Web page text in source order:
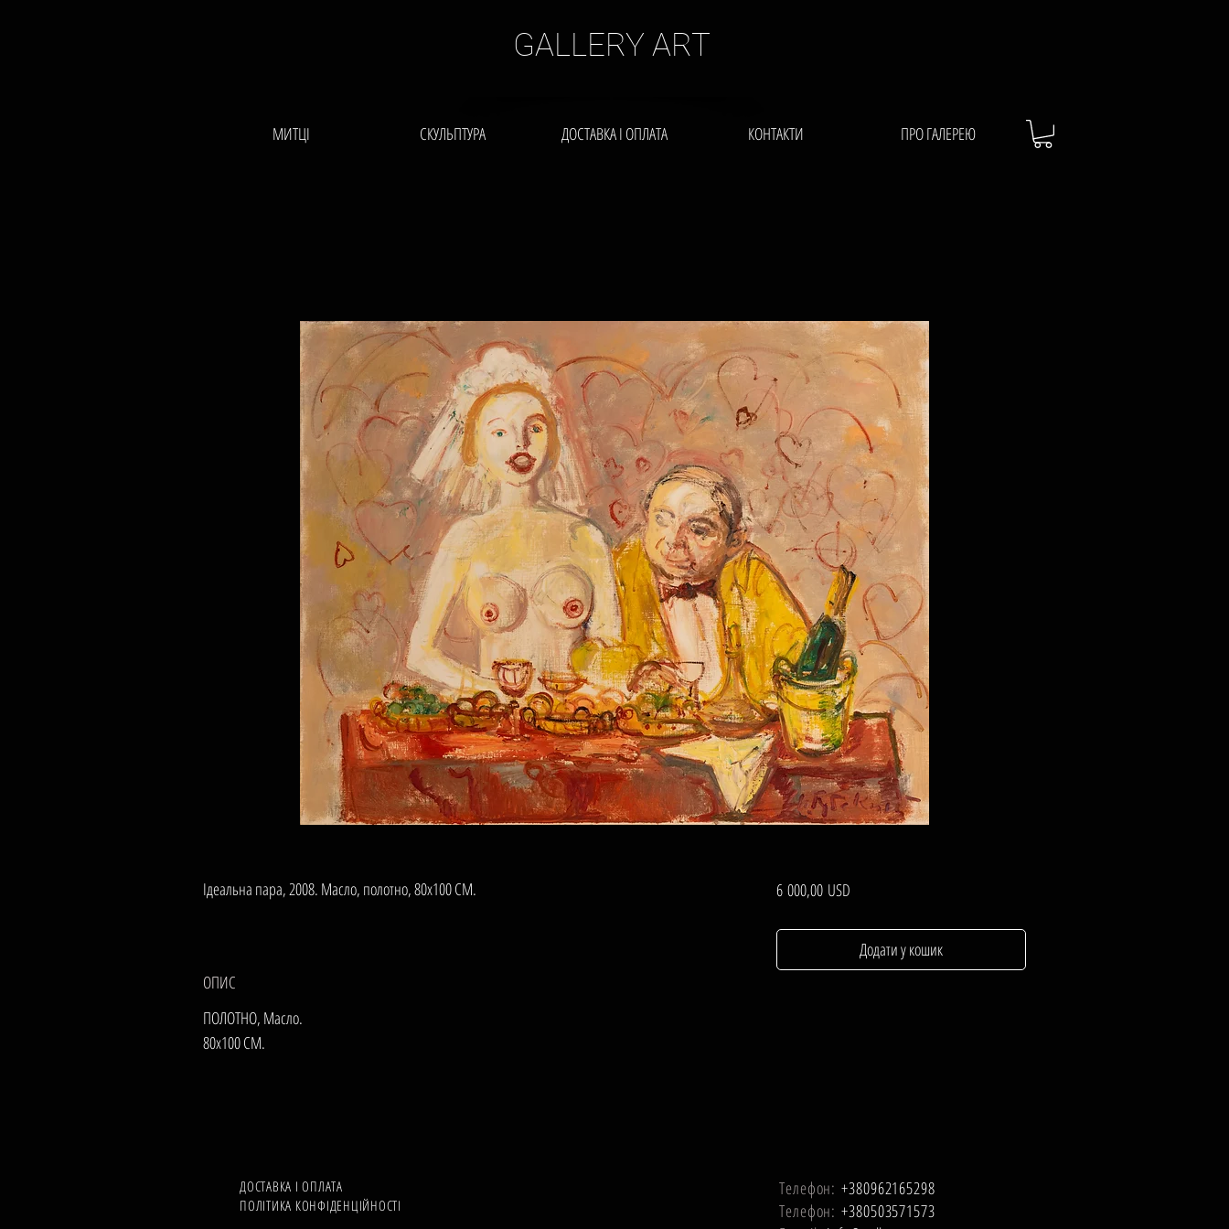
GALLERY ART
ПРО ГАЛЕРЕЮ
КОНТАКТИ
ДОСТАВКА І ОПЛАТА
СКУЛЬПТУРА
МИТЦІ
Ідеальна пара, 2008. Масло, полотно, 80х100 СМ.
ОПИС
ПОЛОТНО, Масло.
80х100 СМ.
6 000,00 USDЦіна
Додати у кошик
ДОСТАВКА І ОПЛАТА
ПОЛІТИКА КОНФІДЕНЦІЙНОСТІ
Телефон: +380962165298
Телефон: +380503571573